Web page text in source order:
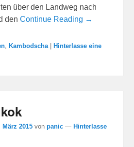
über den Landweg nach
denContinue Reading →
, Kambodscha
Hinterlasse eine
März 2015 vonpanic — Hinterlasse